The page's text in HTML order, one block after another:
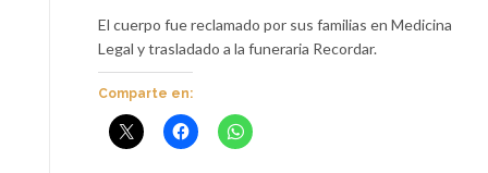
El cuerpo fue reclamado por sus familias en Medicina
Legal y trasladado a la funeraria Recordar.
Comparte en: